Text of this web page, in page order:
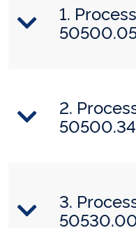
1.
2.
3.